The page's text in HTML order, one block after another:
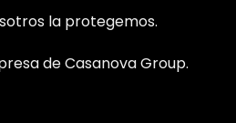
la protegemos.
de Casanova Group.